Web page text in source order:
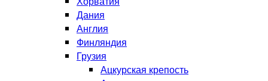
Дания
Англия
Финляндия
Грузия
Ацкурская крепость